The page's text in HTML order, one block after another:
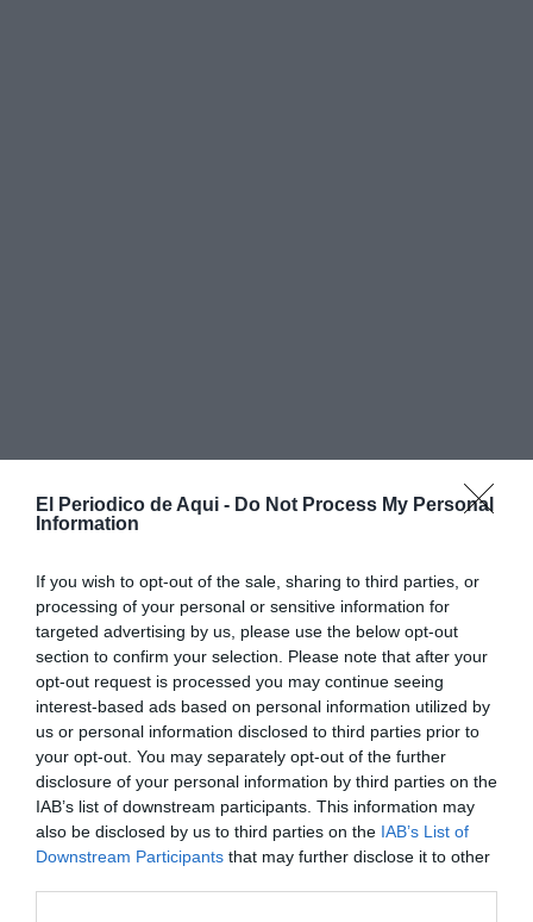
El Periodico de Aqui - Do Not Process My Personal
Information
If you wish to opt-out of the sale, sharing to third parties, or
processing of your personal or sensitive information for
targeted advertising by us, please use the below opt-out
section to confirm your selection. Please note that after your
opt-out request is processed you may continue seeing
interest-based ads based on personal information utilized by
us or personal information disclosed to third parties prior to
your opt-out. You may separately opt-out of the further
disclosure of your personal information by third parties on the
IAB’s list of downstream participants. This information may
also be disclosed by us to third parties on the IAB’s List of
Downstream Participants that may further disclose it to other
Marta Ruiz, quien asumió el cargo convirtiéndose en
de Albuixech, ha manifestado que afronta el futuro
"con la misma ilusión y responsabilidad con la que
asumí este reto desde el primer día" y con el firme
propósito de"seguir impulsando proyectos,
escuchando a la ciudadanía y defendiendo siempre
los intereses de nuestros vecinos y vecinas". Para la
alcaldesa socialista, la decisión responde a que
"todavía quedan muchos retos por delante" en el
municipio.